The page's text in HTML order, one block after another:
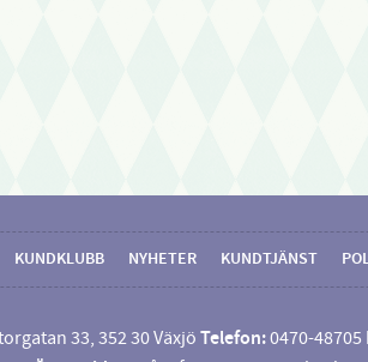
KUNDKLUBB NYHETER KUNDTJÄNST
33, 352 30 Växjö Telefon:0470-48705